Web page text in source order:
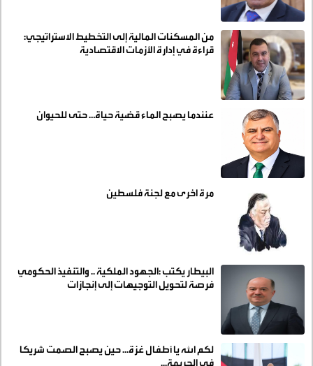
من المسكنات المالية إلى التخطيط الاستراتيجي:
قراءة في إدارة الأزمات الاقتصادية
عنندما يصبح الماء قضية حياة… حتى للحيوان
مرة اخرى مع لجنة فلسطين
البيطار يكتب :الجهود الملكية .. والتنفيذ الحكومي
فرصة لتحويل التوجيهات إلى إنجازات
لكم الله يا أطفال غزة... حين يصبح الصمت شريكا
في الجريمة...